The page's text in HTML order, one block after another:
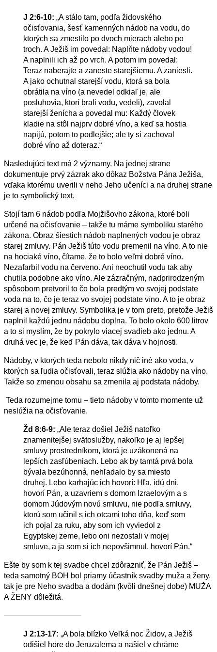
J 2:6-10: „A stálo tam, podľa židovského
očisťovania, šesť kamenných nádob na vodu, do
ktorých sa zmestilo po dvoch mierach alebo po
troch. A Ježiš im povedal: Naplňte nádoby vodou!
A naplnili ich až po vrch. A potom im povedal:
Teraz naberajte a zaneste starejšiemu. A zaniesli.
A jako ochutnal starejší vodu, ktorá sa bola
obrátila na víno (a nevedel odkiaľ je, ale
posluhovia, ktorí brali vodu, vedeli), zavolal
starejší ženícha a povedal mu: Každý človek
kladie na stôl najprv dobré víno, a keď sa hostia
napijú, potom to podlejšie; ale ty si zachoval
dobré víno až doteraz.“
Nasledujúci text má 2 významy. Na jednej strane
dokumentuje prvý zázrak ako dôkaz Božstva Pána Ježiša,
vďaka ktorému uverili v neho Jeho učeníci a na druhej strane
je to symbolický text.
Stojí tam 6 nádob podľa Mojžišovho zákona, ktoré boli
určené na očisťovanie – takže tu máme symboliku starého
zákona. Obraz šiestich nádob naplnených vodou je obraz
starej zmluvy. Pán Ježiš túto vodu premenil na víno. A to nie
na hociaké víno, čítame, že to bolo veľmi dobré víno.
Nezafarbil vodu na červeno. Ani neochutil vodu tak aby
chutila podobne ako víno. Ale zázračným, nadprirodzeným
spôsobom pretvoril to čo bola predtým vo svojej podstate
voda na to, čo je teraz vo svojej podstate víno. A to je obraz
starej a novej zmluvy. Symbolika je v tom preto, pretože Ježiš
naplnil každú jednu nádobu doplna. To bolo okolo 600 litrov
a to si myslím, že by pokrylo viacej svadieb ako jednu. A
druhá vec je, že keď Pán dáva, tak dáva v hojnosti.
Nádoby, v ktorých teda nebolo nikdy nič iné ako voda, v
ktorých sa ľudia očisťovali, teraz slúžia ako nádoby na víno.
Takže so zmenou obsahu sa zmenila aj podstata nádoby.
Teda rozumejme tomu – tieto nádoby v tomto momente už
neslúžia na očisťovanie.
Žd 8:6-9: „Ale teraz došiel Ježiš natoľko
znamenitejšej svätoslužby, nakoľko je aj lepšej
smluvy prostredníkom, ktorá je uzákonená na
lepších zasľúbeniach. Lebo ak by tamtá prvá bola
bývala bezúhonná, nehľadalo by sa miesto
druhej. Lebo karhajúc ich hovorí: Hľa, idú dni,
hovorí Pán, a uzavriem s domom Izraelovým a s
domom Júdovým novú smluvu, nie podľa smluvy,
ktorú som učinil s ich otcami toho dňa, keď som
ich pojal za ruku, aby som ich vyviedol z
Egyptskej zeme, lebo oni nezostali v mojej
smluve, a ja som si ich nepovšimnul, hovorí Pán.“
Ešte by som k tej svadbe chcel zdôrazniť, že Pán Ježiš –
teda samotný BOH bol priamy účastník svadby muža a ženy,
tak je pre Neho svadba a dodám (kvôli dnešnej dobe) MUŽA
A ŽENY dôležitá.
——————————
J 2:13-17: „A bola blízko Veľká noc Židov, a Ježiš
odišiel hore do Jeruzalema a našiel v chráme